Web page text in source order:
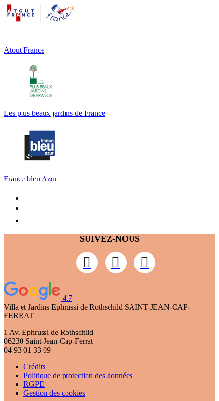
Atout France
Les plus beaux jardins de France
France bleu Azur
SUIVEZ-NOUS
4.7
Villa et Jardins Ephrussi de Rothschild SAINT-JEAN-CAP-
FERRAT
1 Av. Ephrussi de Rothschild
06230 Saint-Jean-Cap-Ferrat
04 93 01 33 09
Crédits
Politique de protection des données
RGPD
Gestion des cookies